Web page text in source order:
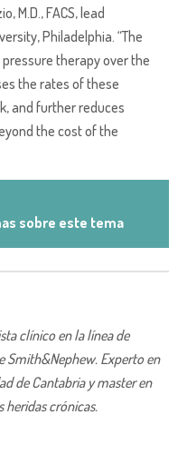
M.D., FACS, lead
Philadelphia. “The
therapy over the
the rates of these
and further reduces
the cost of the
sobre este tema
clínico en la línea de
Smith&Nephew. Experto en
de Cantabria y master en
heridas crónicas.